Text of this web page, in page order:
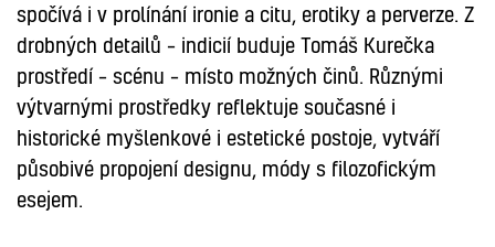
spočívá i v prolínání ironie a citu, erotiky a perverze. Z
drobných detailů – indicií buduje Tomáš Kurečka
prostředí – scénu – místo možných činů. Různými
výtvarnými prostředky reflektuje současné i
historické myšlenkové i estetické postoje, vytváří
působivé propojení designu, módy s filozofickým
esejem.